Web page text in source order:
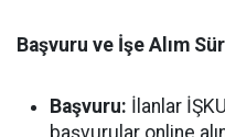
Başvuru ve İşe Alım
Başvuru: İlanlar
başvurular online